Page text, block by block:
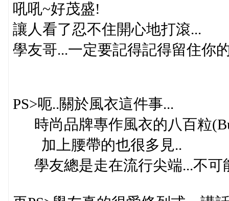
吼吼~好茂盛!
讓人看了忍不住開心地打滾...
學友哥...一定要記得記得留住你
PS>呃..關於風衣這件事...
時尚品牌專作風衣的八百粒
加上腰帶的也很多見..
學友總是走在流行尖端...不可